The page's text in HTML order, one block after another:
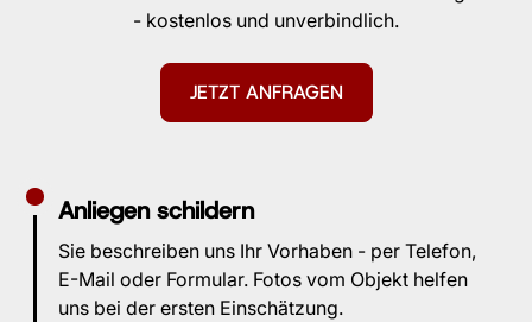
- kostenlos und unverbindlich.
JETZT ANFRAGEN
Anliegen schildern
Sie beschreiben uns Ihr Vorhaben - per Telefon,
E-Mail oder Formular. Fotos vom Objekt helfen
uns bei der ersten Einschätzung.